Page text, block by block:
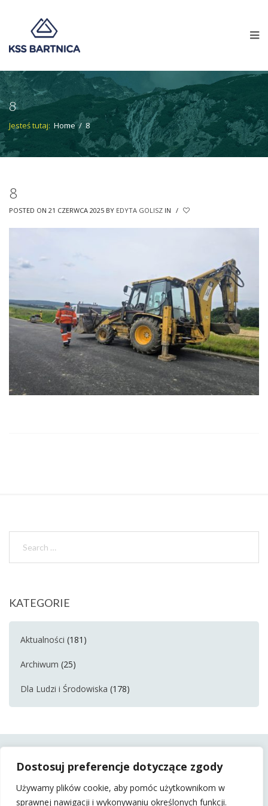
Dostosuj preferencje dotyczące zgody
Używamy plików cookie, aby pomóc użytkownikom w
sprawnej nawigacji i wykonywaniu określonych funkcji.
8
Jesteś tutaj: Home / 8
8
POSTED ON 21 CZERWCA 2025 BY EDYTA GOLISZ IN /
KATEGORIE
Aktualności (181)
Archiwum (25)
Dla Ludzi i Środowiska (178)